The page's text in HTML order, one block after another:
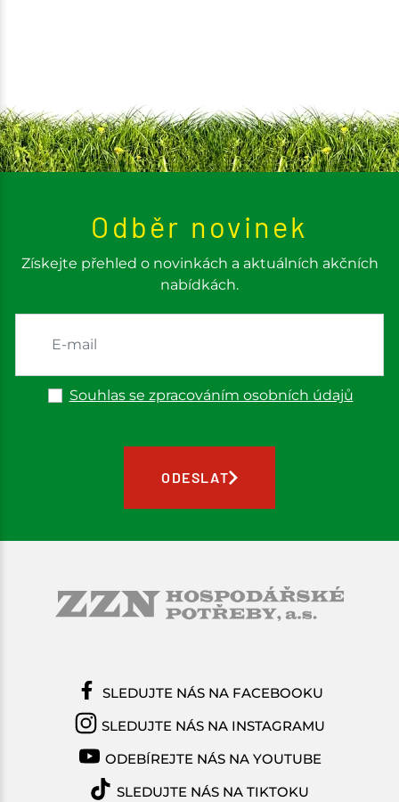
Odběr novinek
Získejte přehled o novinkách a aktuálních akčních
nabídkách.
Souhlas se zpracováním osobních údajů
ODESLAT
SLEDUJTE NÁS NA FACEBOOKU
SLEDUJTE NÁS NA INSTAGRAMU
ODEBÍREJTE NÁS NA YOUTUBE
SLEDUJTE NÁS NA TIKTOKU